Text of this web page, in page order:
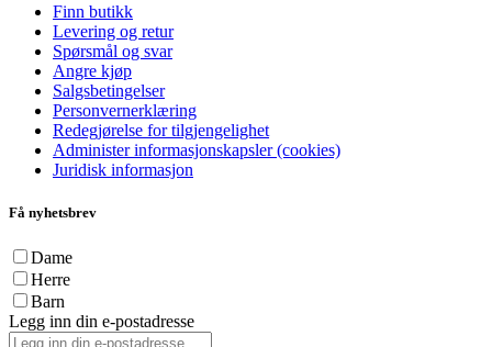
Finn butikk
Levering og retur
Spørsmål og svar
Angre kjøp
Salgsbetingelser
Personvernerklæring
Redegjørelse for tilgjengelighet
Administer informasjonskapsler (cookies)
Juridisk informasjon
Få nyhetsbrev
Dame
Herre
Barn
Legg inn din e-postadresse